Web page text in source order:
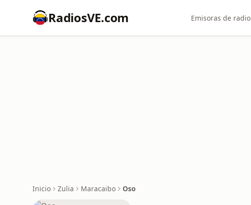
RadiosVE.com Emisoras de radio
Inicio Zulia Maracaibo Oso